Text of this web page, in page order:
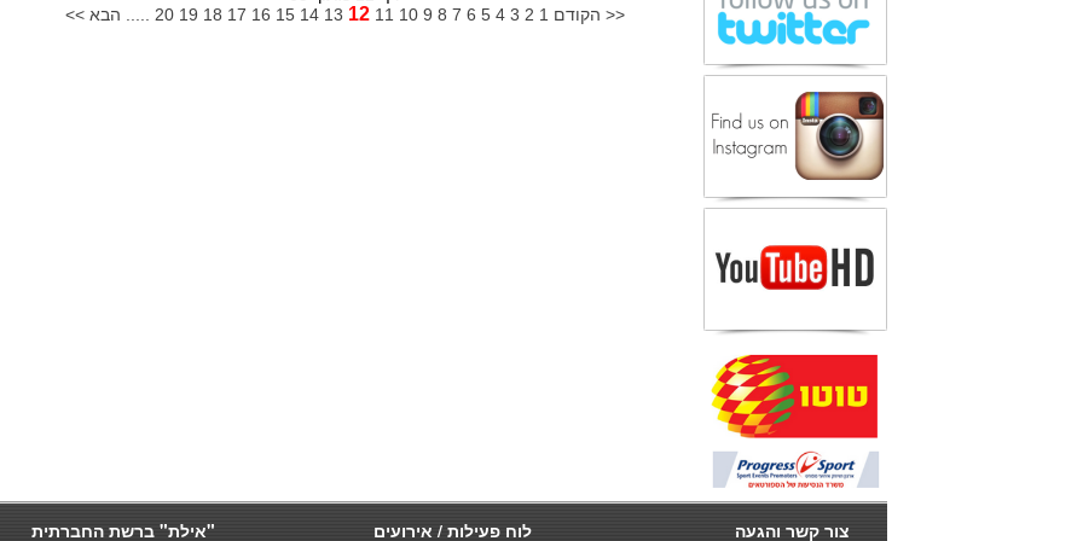
<< הקודם 1
2
3
4
5
6
7
8
9
10
11
12
13
14
15
16
17
18
19
20 ..... הבא >>
"אילת" ברשת החברתית לוח פעילות / אירועים צור קשר והגעה